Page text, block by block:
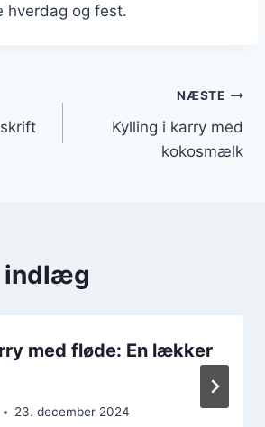
hverdag og fest.
NÆSTE
Kylling i karry med
kokosmælk
indlæg
med fløde: En lækker
23. december 2024